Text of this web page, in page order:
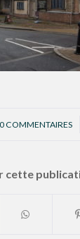
0 COMMENTAIRES
/
cette